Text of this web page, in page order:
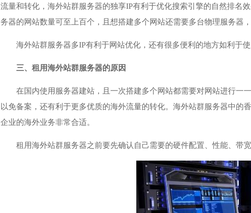
流量和转化，海外站群服务器的独享IP有利于优化搜索引擎的自然排名
务器的网站数量可至上百个，且想搭建多个网站还需要多台物理服务器
海外站群服务器多IP有利于网站优化，还有很多便利的地方如利于
三、租用海外站群服务器的原因
在国内使用服务器建站，且一次搭建多个网站都需要对网站进行一
以免备案，还有利于更多优质的海外流量的转化。海外站群服务器中的
企业的海外业务非常合适。
租用海外站群服务器之前要先确认自己需要的硬件配置、性能、带